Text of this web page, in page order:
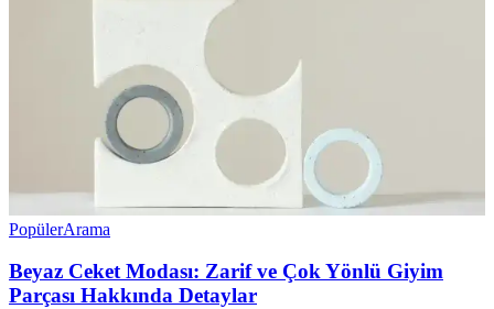
PopülerArama
Beyaz Ceket Modası: Zarif ve Çok Yönlü Giyim
Parçası Hakkında Detaylar